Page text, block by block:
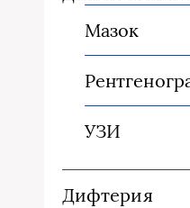
Мазок
УЗИ
Дифтерия